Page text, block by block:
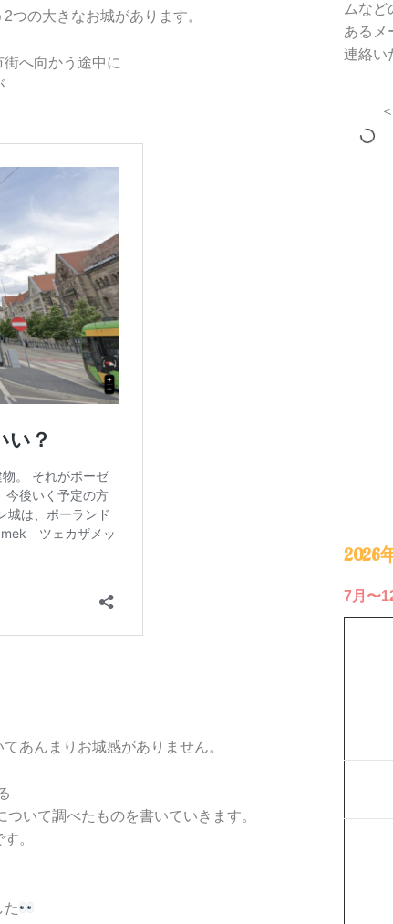
つの大きなお城があります。
へ向かう途中に
あんまりお城感がありません。
いて調べたものを書いていきます。
。
た
ムな
あるメ
連絡い
2026
7月〜